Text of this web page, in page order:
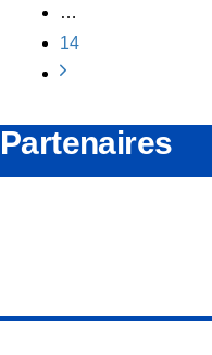
…
14
Partenaires